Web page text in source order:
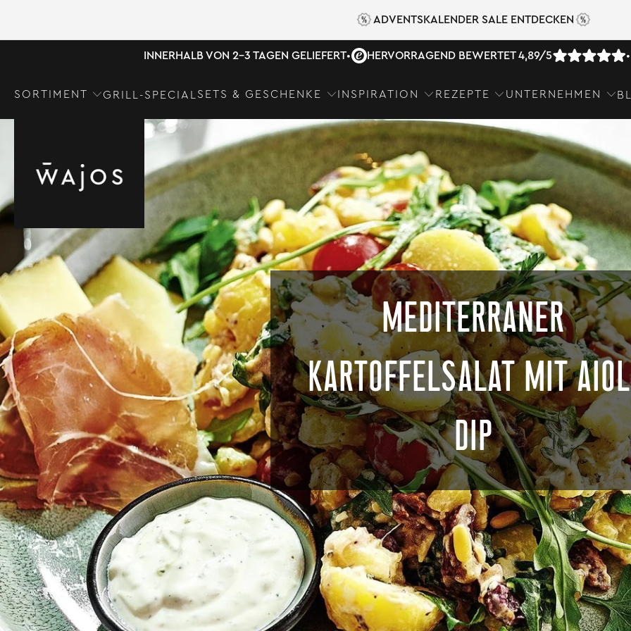
ADVENTSKALENDER SALE ENTDECKEN
INNERHALB VON 2-3 TAGEN GELIEFERT• HERVORRAGEND BEWERTET 4,89/5 •
SORTIMENT GRILL-SPECIAL SETS & GESCHENKE INSPIRATION REZEPTE UNTERNEHMEN
MEDITERRANER
KARTOFFELSALAT MIT
DIP